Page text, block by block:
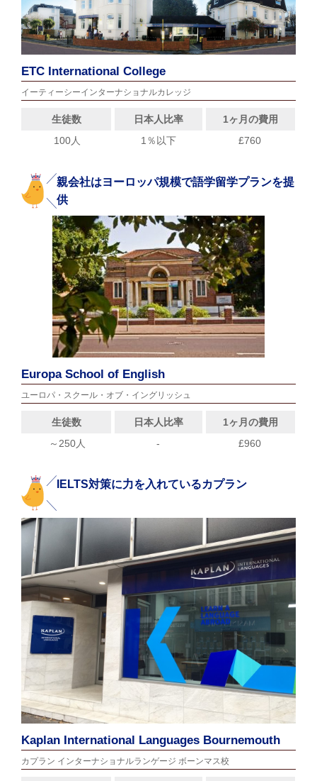
ETC International College
イーティーシーインターナショナルカレッジ
生徒数 日本人比率
1ヶ月の費用
100人
1％以下 £760
親会社はヨーロッパ規模で語学留学プランを提
供
Europa School of English
ユーロパ・スクール・オブ・イングリッシュ
生徒数 日本人比率
1ヶ月の費用
～250人
- £960
IELTS対策に力を入れているカプラン
Kaplan International Languages Bournemouth
カプラン インターナショナルランゲージ ボーンマス校